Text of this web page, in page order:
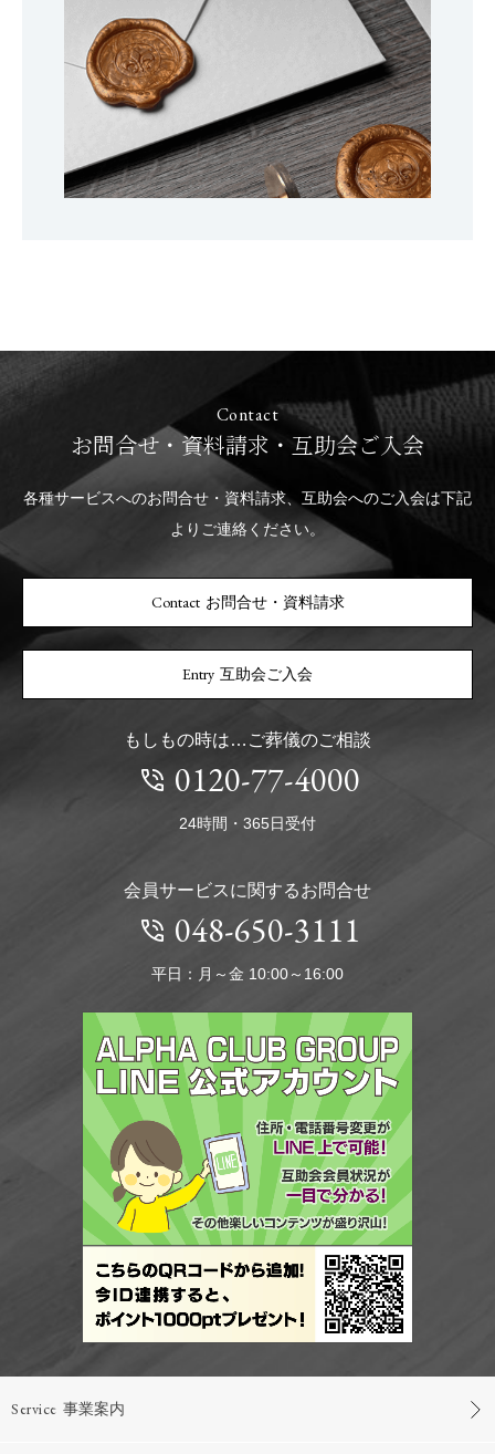
Contact
お問合せ・資料請求・互助会ご入会
各種サービスへのお問合せ・資料請求、互助会へのご入会は下記
よりご連絡ください。
お問合せ・資料請求
互助会ご入会
もしもの時は…ご葬儀のご相談
0120-77-4000
24時間・365日受付
会員サービスに関するお問合せ
048-650-3111
平日：月～金 10:00～16:00
Service 事業案内